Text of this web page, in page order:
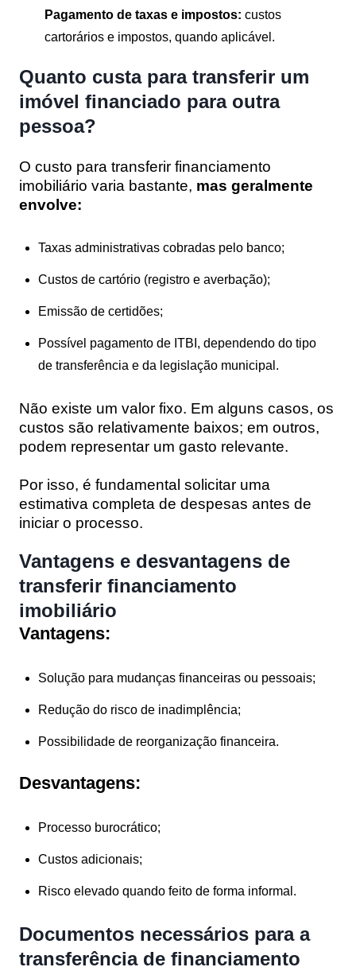
Pagamento de taxas e impostos: custos
cartorários e impostos, quando aplicável.
Quanto custa para transferir um
imóvel financiado para outra
pessoa?
O custo para transferir financiamento
imobiliário varia bastante, mas geralmente
envolve:
Taxas administrativas cobradas pelo banco;
Custos de cartório (registro e averbação);
Emissão de certidões;
Possível pagamento de ITBI, dependendo do tipo
de transferência e da legislação municipal.
Não existe um valor fixo. Em alguns casos, os
custos são relativamente baixos; em outros,
podem representar um gasto relevante.
Por isso, é fundamental solicitar uma
estimativa completa de despesas antes de
iniciar o processo.
Vantagens e desvantagens de
transferir financiamento
imobiliário
Vantagens:
Solução para mudanças financeiras ou pessoais;
Redução do risco de inadimplência;
Possibilidade de reorganização financeira.
Desvantagens:
Processo burocrático;
Custos adicionais;
Risco elevado quando feito de forma informal.
Documentos necessários para a
transferência de financiamento